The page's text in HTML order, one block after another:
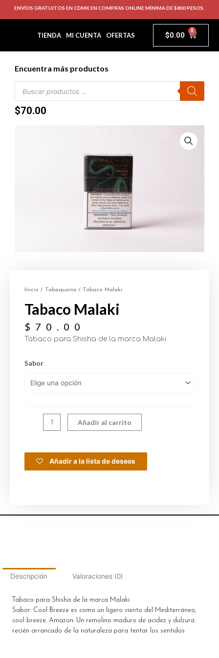
ENVÍOS GRATUITOS EN CDMX EN COMPRAS ONLINE MÍNIMA DE $800 PESOS.
TIENDA MI CUENTA OFERTAS $0.00 0
Encuentra más productos
$70.00
Inicio / Tabaquería / Tabaco Malaki
Tabaco Malaki
$ 70.00
Tabaco para Shisha de la marca Malaki
Sabor
Añadir al carrito
Añadir a la lista de deseos
Descripción Valoraciones (0)
Tabaco para Shisha de la marca Malaki
Sabor: Cool Breeze es como un ligero viento del Mediterráneo,
cool breeze. Amazon: Un remolino maduro de acidez y dulzura
recién arrancado de la naturaleza para tentar los sentidos